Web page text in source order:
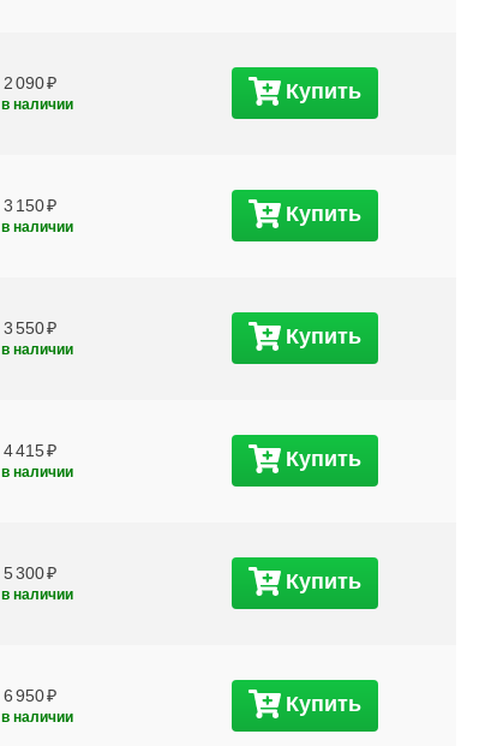
2 090
в наличии
Купить
3 150
в наличии
Купить
3 550
в наличии
Купить
4 415
в наличии
Купить
5 300
в наличии
Купить
6 950
в наличии
Купить